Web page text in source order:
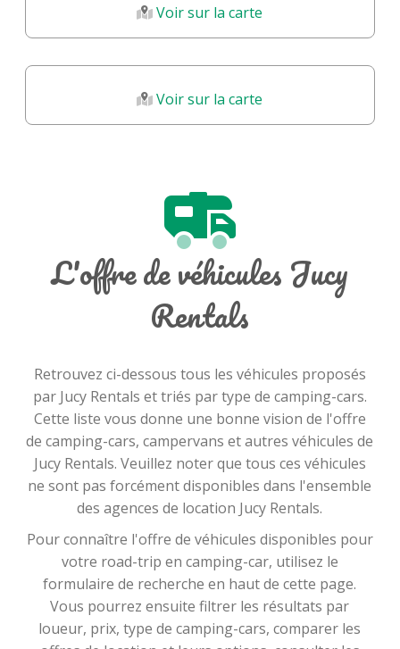
des pratiques durables et encourage ses clients à respecter la nature
tout en profitant de leur expérience de voyage.
Avec Jucy Rentals CA, embarquez pour des souvenirs enrichissants et
Les plus :
Les équipements sont conçus pour maximiser l’espace et assurer le
Service Clientbien
valué : Les employés sont souvent décrits comme
amicaux, serviables et prêts à répondre aux questions, ce qui contribue
à une expérience globale positive.
seul, en couple ou en famille.
Les moins :
Conditions de location rigoristes : Certains clients ont signalé des
conditions de location jugées strictes ou peu flexibles, notamment
concernant les assurances et les dépôts de garantie.
Limitations Géographiques :Jucy Rentals peut imposer des restrictions
sur certaines zones géographiques, ce qui limite la liberté de certains
aventuriers.
En conclusion
, l'expérience client avec Jucy Rentals CA présente des
aspects attractifs qui font de la location de campervans une option
Voir sur la carte
Voir sur la carte
L'offre de véhicules Jucy
Rentals
Retrouvez ci-dessous tous les véhicules proposés
par Jucy Rentals et triés par type de camping-cars.
Cette liste vous donne une bonne vision de l'offre
de camping-cars, campervans et autres véhicules de
Jucy Rentals. Veuillez noter que tous ces véhicules
ne sont pas forcément disponibles dans l'ensemble
des agences de location Jucy Rentals.
Pour connaître l'offre de véhicules disponibles pour
votre road-trip en camping-car, utilisez le
formulaire de recherche en haut de cette page.
Vous pourrez ensuite filtrer les résultats par
loueur, prix, type de camping-cars, comparer les